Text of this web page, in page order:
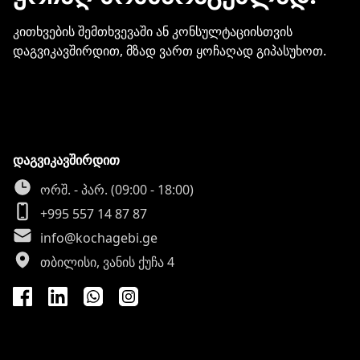
კითხვების შემთხვევაში ან კონსულტაციისთვის
დაგვიკავშირდით, მზად ვართ ყოჩაღად გიპასუხოთ.
დაგვიკავშირდით
ორშ. - პარ. (09:00 - 18:00)
+995 557 14 87 87
info@kochagebi.ge
თბილისი, ვანის ქუჩა 4